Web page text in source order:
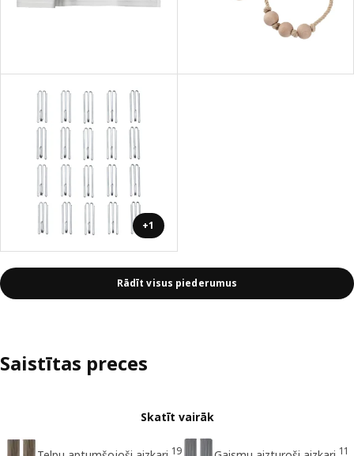
+1
Rādīt visus piederumus
Saistītas preces
Skatīt vairāk
19 11